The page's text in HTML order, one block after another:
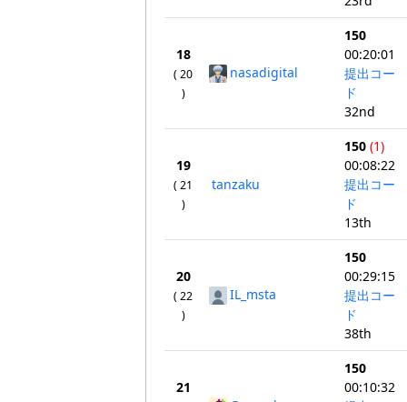
18
( 20
)
nasadigital
150
00:20:01
提出コー
ド
32nd
19
( 21
)
tanzaku
150 (1)
00:08:22
提出コー
ド
13th
20
( 22
)
IL_msta
150
00:29:15
提出コー
ド
38th
21
150
00:10:32